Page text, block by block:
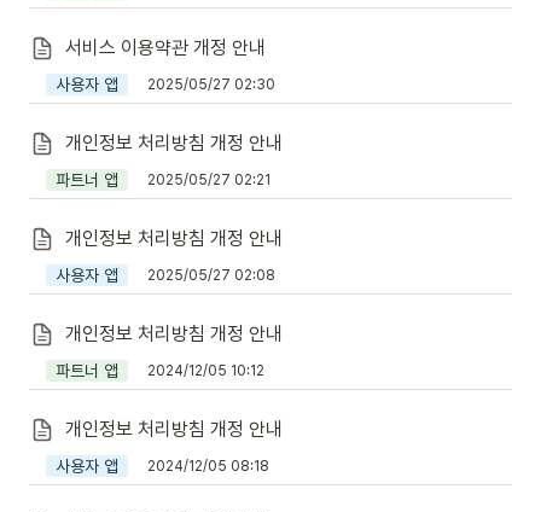
서비스 이용약관 개정 안내
사용자 앱 2025/05/27 02:30
개인정보 처리방침 개정 안내
파트너 앱 2025/05/27 02:21
개인정보 처리방침 개정 안내
사용자 앱 2025/05/27 02:08
개인정보 처리방침 개정 안내
파트너 앱 2024/12/05 10:12
개인정보 처리방침 개정 안내
사용자 앱 2024/12/05 08:18